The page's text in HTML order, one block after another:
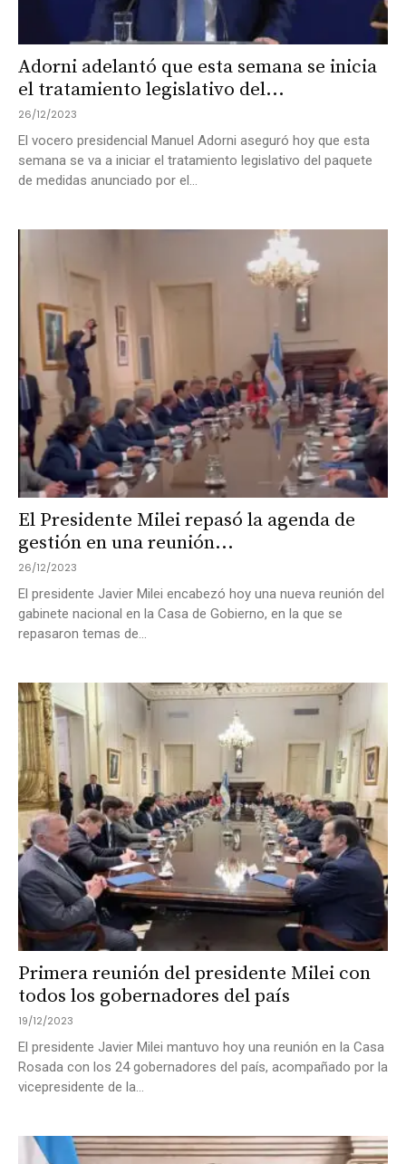
Adorni adelantó que esta semana se inicia
el tratamiento legislativo del...
26/12/2023
El vocero presidencial Manuel Adorni aseguró hoy que esta
semana se va a iniciar el tratamiento legislativo del paquete
de medidas anunciado por el...
El Presidente Milei repasó la agenda de
gestión en una reunión...
26/12/2023
El presidente Javier Milei encabezó hoy una nueva reunión del
gabinete nacional en la Casa de Gobierno, en la que se
repasaron temas de...
Primera reunión del presidente Milei con
todos los gobernadores del país
19/12/2023
El presidente Javier Milei mantuvo hoy una reunión en la Casa
Rosada con los 24 gobernadores del país, acompañado por la
vicepresidente de la...